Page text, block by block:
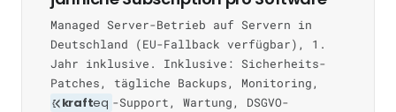
Managed Server-Betrieb auf Servern in
Deutschland (EU-Fallback verfügbar), 1.
Jahr inklusive. Inklusive: Sicherheits-
Patches, tägliche Backups, Monitoring,
krafteq -Support, Wartung, DSGVO-